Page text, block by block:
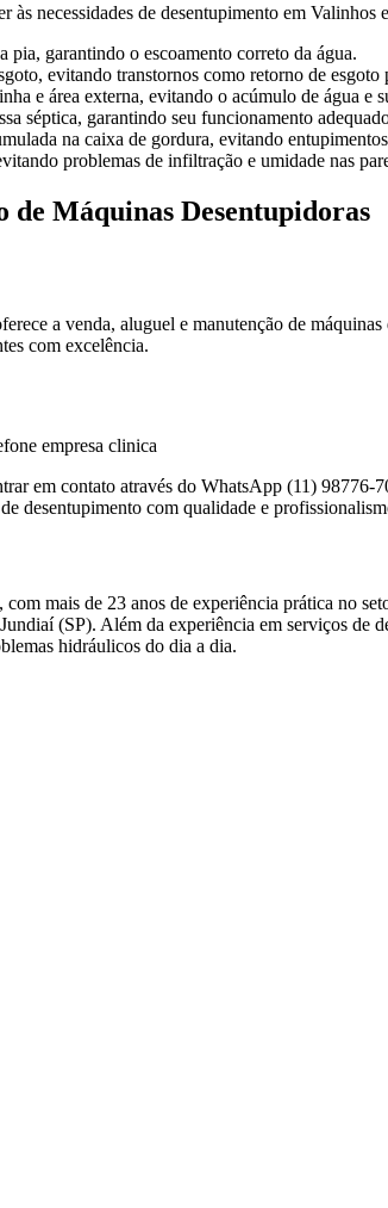
necessidades de desentupimento em Valinhos
pia, garantindo o escoamento correto da água.
evitando transtornos como retorno de esgoto
e área externa, evitando o acúmulo de água e
séptica, garantindo seu funcionamento
na caixa de gordura, evitando
problemas de infiltração e umidade nas
de Máquinas Desentupidoras
a venda, aluguel e manutenção de
com excelência.
em contato através do WhatsApp (11)
desentupimento com qualidade e
mais de 23 anos de experiência prática no
(SP). Além da experiência em serviços
hidráulicos do dia a dia.